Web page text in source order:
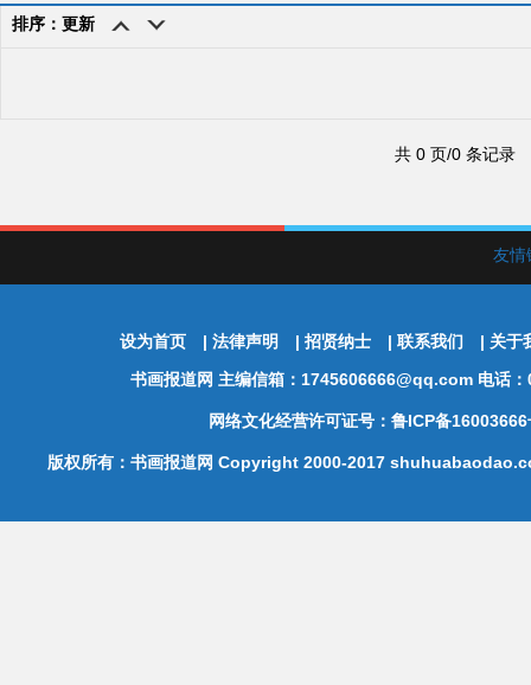
排序：更新
共 0 页/0 条记录
友
设为首页 | 法律声明 | 招贤纳士 | 联系我们 | 关于
书画报道网 主编信箱：1745606666@qq.com 电话
网络文化经营许可证号：鲁ICP备
版权所有：书画报道网 Copyright 2000-2017